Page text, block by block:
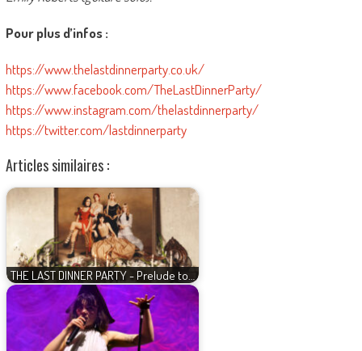
Pour plus d’infos :
https://www.thelastdinnerparty.co.uk/
https://www.facebook.com/TheLastDinnerParty/
https://www.instagram.com/thelastdinnerparty/
https://twitter.com/lastdinnerparty
Articles similaires :
THE LAST DINNER PARTY - Prelude to…